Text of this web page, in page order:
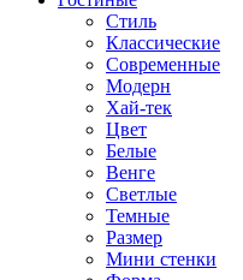
Стиль
Классические
Современные
Модерн
Хай-тек
Цвет
Белые
Венге
Светлые
Темные
Размер
Мини стенки